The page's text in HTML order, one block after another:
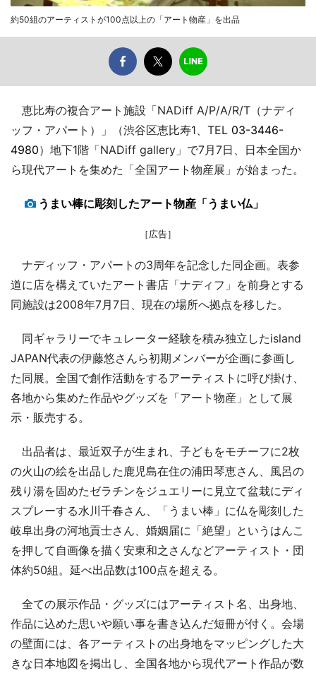
約50組のアーティストが100点以上の「アート物産」を出品
恵比寿の複合アート施設「NADiff A/P/A/R/T（ナディ
ッフ・アパート）」（渋谷区恵比寿1、TEL 03-3446-
4980）地下1階「NADiff gallery」で7月7日、日本全国か
ら現代アートを集めた「全国アート物産展」が始まった。
うまい棒に彫刻したアート物産「うまい仏」
［広告］
ナディッフ・アパートの3周年を記念した同企画。表参
道に店を構えていたアート書店「ナディフ」を前身とする
同施設は2008年7月7日、現在の場所へ拠点を移した。
同ギャラリーでキュレーター経験を積み独立したisland
JAPAN代表の伊藤悠さんら初期メンバーが企画に参画し
た同展。全国で創作活動をするアーティストに呼び掛け、
各地から集めた作品やグッズを「アート物産」として展
示・販売する。
出品者は、最近双子が生まれ、子どもをモチーフに2枚
の火山の絵を出品した鹿児島在住の浦田琴恵さん、風呂の
残り湯を固めたゼラチンをジュエリーに見立て盆栽にディ
スプレーする水川千春さん、「うまい棒」に仏を彫刻した
岐阜出身の河地貢士さん、婚姻届に「絶望」というはんこ
を押して自画像を描く安東和之さんなどアーティスト・団
体約50組。延べ出品数は100点を超える。
全ての展示作品・グッズにはアーティスト名、出身地、
作品に込めた思いや願い事を書き込んだ短冊が付く。会場
の壁面には、各アーティストの出身地をマッピングした大
きな日本地図を掲出し、全国各地から現代アート作品が数